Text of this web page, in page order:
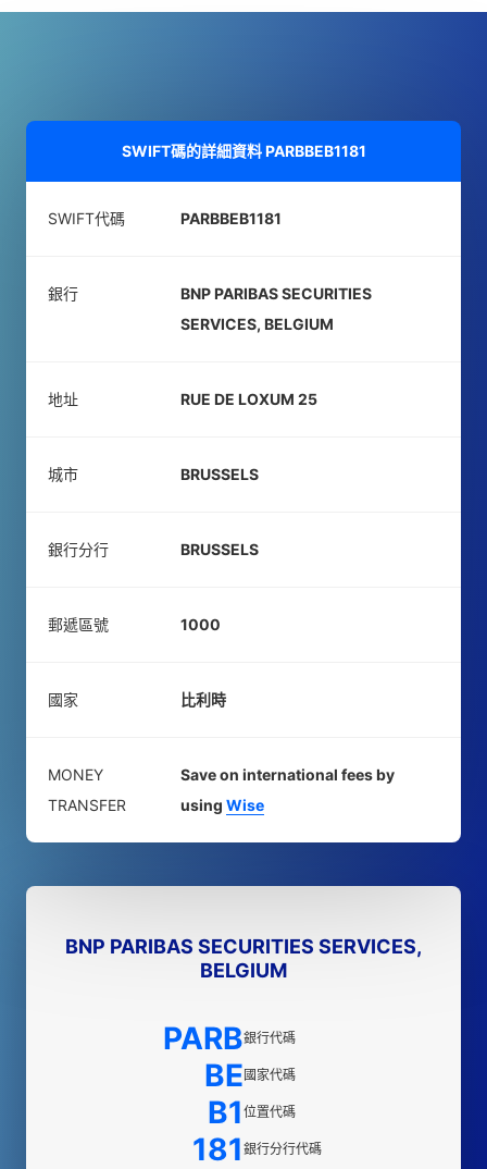
SWIFT碼的詳細資料PARBBEB1181
SWIFT代碼 PARBBEB1181
銀行
BNP PARIBAS SECURITIES
SERVICES, BELGIUM
地址 RUE DE LOXUM 25
城市 BRUSSELS
銀行分行 BRUSSELS
郵遞區號 1000
國家 比利時
MONEY
TRANSFER
Save on international fees by
using Wise
BNP PARIBAS SECURITIES SERVICES,
BELGIUM
PARB銀行代碼
BE國家代碼
B1 位置代碼
181 銀行分行代碼